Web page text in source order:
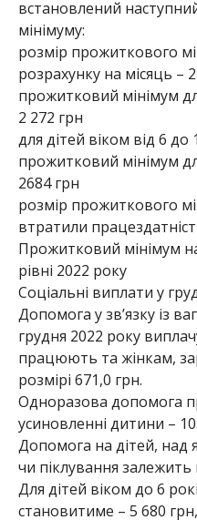
встановлений
мінімуму:
розмір прожиткового
розрахунку на місяць –
прожитковий мінімум
2 272 грн
для дітей віком від 6 до
прожитковий мінімум
2684 грн
розмір прожиткового
втратили
Прожитковий мінімум
рівні 2022 року
Соціальні виплати у
Допомога у зв’язку із
грудня 2022 року
працюють та жінкам,
розмірі 671,0 грн.
Одноразова допомога
усиновленні дитини –
Допомога на дітей, над
чи піклування залежить
Для дітей віком до 6
становитиме – 5 680 грн,